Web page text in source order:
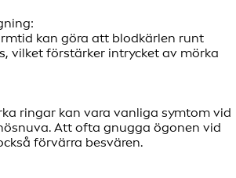
kan göra att blodkärlen runt
vilket förstärker intrycket av mörka
ringar kan vara vanliga symtom vid
Att ofta gnugga ögonen vid
förvärra besvären.